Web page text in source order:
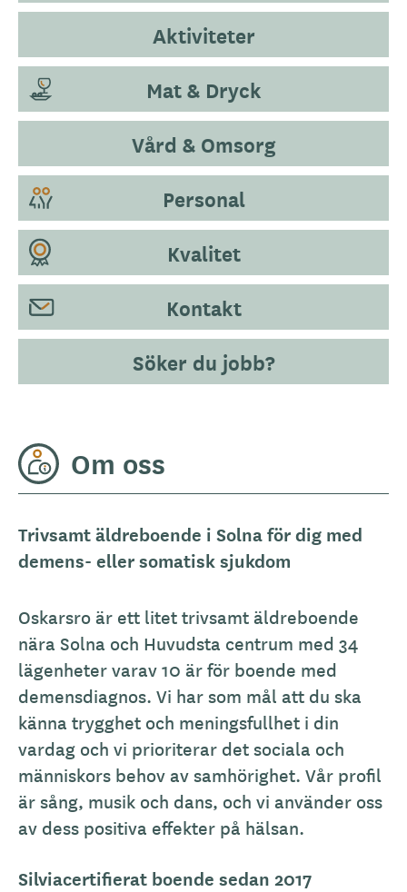
Aktiviteter
Mat & Dryck
Vård & Omsorg
Personal
Kvalitet
Kontakt
Söker du jobb?
Om oss
Trivsamt äldreboende i Solna för dig med
demens- eller somatisk sjukdom
Oskarsro är ett litet trivsamt äldreboende
nära Solna och Huvudsta centrum med 34
lägenheter varav 10 är för boende med
demensdiagnos. Vi har som mål att du ska
känna trygghet och meningsfullhet i din
vardag och vi prioriterar det sociala och
människors behov av samhörighet. Vår profil
är sång, musik och dans, och vi använder oss
av dess positiva effekter på hälsan.
Silviacertifierat boende sedan 2017